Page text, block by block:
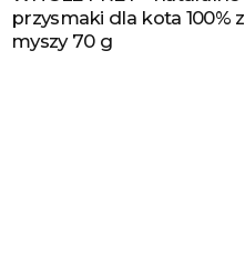
przysmaki dla kota 100% z
myszy 70 g